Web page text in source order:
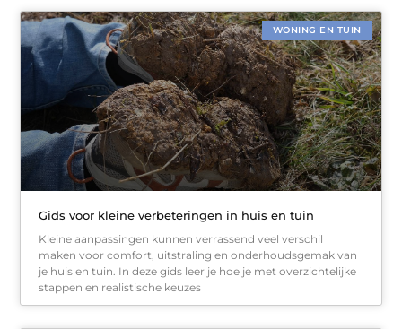
WONING EN TUIN
Gids voor kleine verbeteringen in huis en tuin
Kleine aanpassingen kunnen verrassend veel verschil
maken voor comfort, uitstraling en onderhoudsgemak van
je huis en tuin. In deze gids leer je hoe je met overzichtelijke
stappen en realistische keuzes